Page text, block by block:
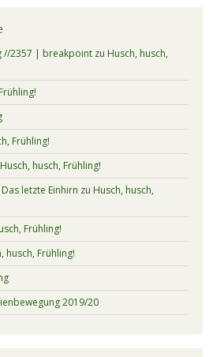
//2357 | breakpointzu Husch, husch,
Frühling!
Husch, husch, Frühling!
letzte Einhirn zu Husch, husch,
Frühling!
husch, Frühling!
2019/20